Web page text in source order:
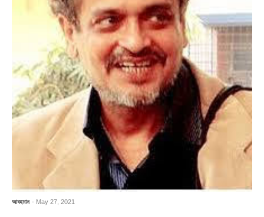
আবহমান - May 27, 2021